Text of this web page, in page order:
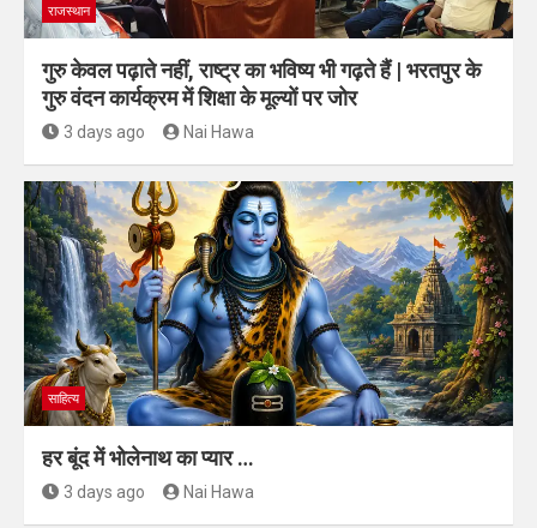
राजस्थान
गुरु केवल पढ़ाते नहीं, राष्ट्र का भविष्य भी गढ़ते हैं | भरतपुर के
गुरु वंदन कार्यक्रम में शिक्षा के मूल्यों पर जोर
3 days ago Nai Hawa
साहित्य
हर बूंद में भोलेनाथ का प्यार …
3 days ago Nai Hawa